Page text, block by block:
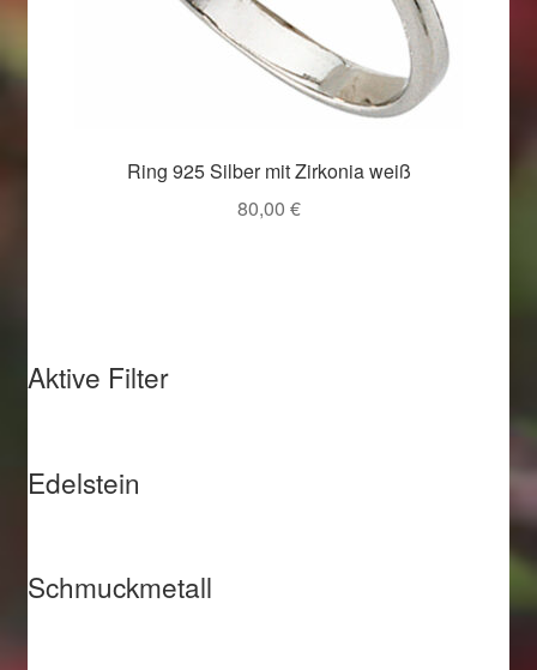
Ring 925 Silber mit Zirkonia weiß
80,00 €
Aktive Filter
Edelstein
Schmuckmetall